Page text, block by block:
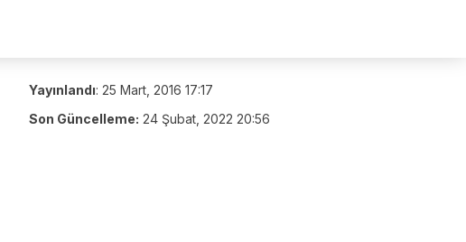
Yayınlandı: 25 Mart, 2016 17:17
Son Güncelleme: 24 Şubat, 2022 20:56